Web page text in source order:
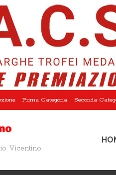
Prima Categoria Seconda
Vicentino